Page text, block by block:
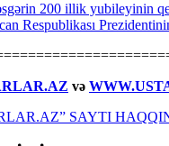
200 illik yubileyinin
Respublikası
və
SAYTI